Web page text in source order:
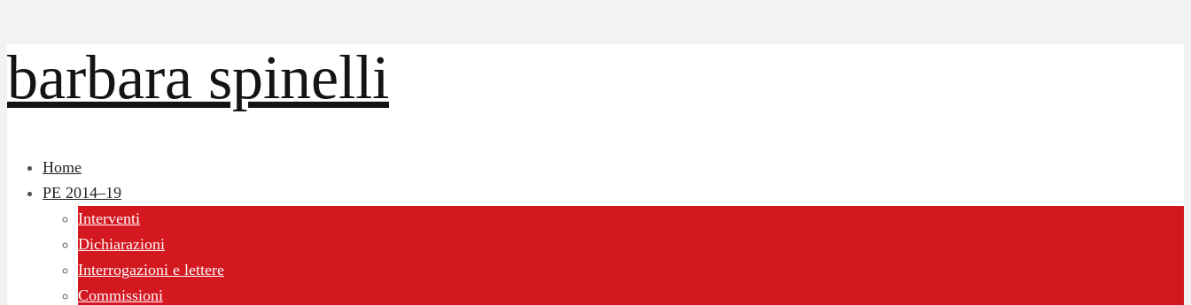
barbara spinelli
Home
PE 2014–19
Interventi
Dichiarazioni
Interrogazioni e lettere
Commissioni